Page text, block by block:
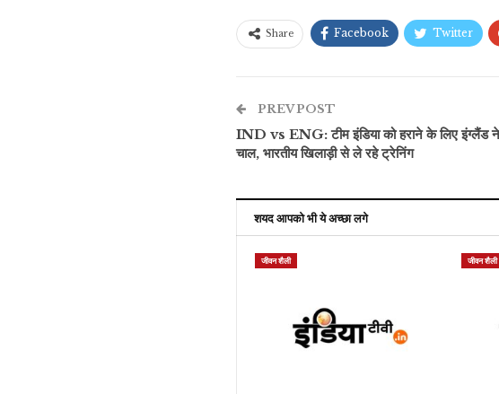
Share Facebook Twitter
PREV POST
IND vs ENG: टीम इंडिया को हराने के लिए इंग्लैंड
चाल, भारतीय खिलाड़ी से ले रहे ट्रेनिंग
शयद आपको भी ये अच्छा लगे
जीवन शैली जीवन शैली